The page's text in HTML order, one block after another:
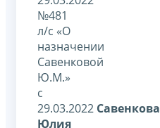
№481
л/с «О
назначении
Савенковой
Ю.М.»
с
29.03.2022 Савенкова
Юлия